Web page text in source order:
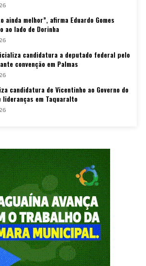
ainda melhor”, afirma Eduardo Gomes
ao lado de Dorinha
candidatura a deputado federal pelo
convenção em Palmas
candidatura de Vicentinho ao Governo do
lideranças em Taquaralto